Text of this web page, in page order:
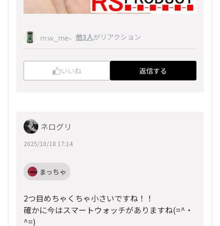
ｍｗ_me、 他3人がリアクション
いいね 返信する
ネログリ
2025/10/18 17:14
まっちゃ
2つ目めちゃくちゃ小さいですね！！
確かに今はスマートウォッチがありますね(=^・
^=)